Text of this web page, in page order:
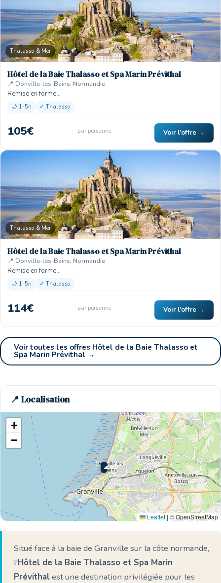
Thalasso & Mer
Hôtel de la Baie Thalasso et Spa Marin Prévithal
📍 Donville-les-Bains, Normandie
Remise en forme…
🌙 1-5n ✓ Thalasso
105€ par personne Voir l'offre →
Thalasso & Mer
Hôtel de la Baie Thalasso et Spa Marin Prévithal
📍 Donville-les-Bains, Normandie
Remise en forme…
🌙 1-5n ✓ Thalasso
114€ par personne Voir l'offre →
Voir toutes les offres Hôtel de la Baie Thalasso et
Spa Marin Prévithal →
📍 Localisation
🌊 Ici
+
−
Leaflet | © OpenStreetMap
Situé face à la baie de Granville sur la côte normande,
l'Hôtel de la Baie Thalasso et Spa Marin
Prévithalest une destination privilégiée pour les